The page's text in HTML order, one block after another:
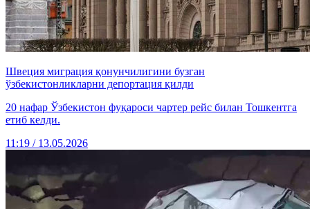
Швеция миграция қонунчилигини бузган
ўзбекистонликларни депортация қилди
20 нафар Ўзбекистон фуқароси чартер рейс билан Тошкентга
етиб келди.
11:19 / 13.05.2026